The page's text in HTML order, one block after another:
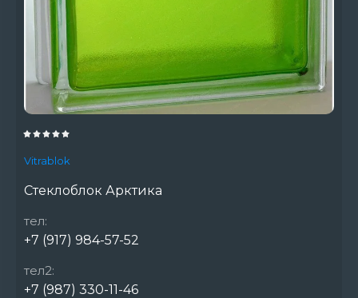
Vitrablok
Стеклоблок Арктика
тел:
+7 (917) 984-57-52
тел2:
+7 (987) 330-11-46